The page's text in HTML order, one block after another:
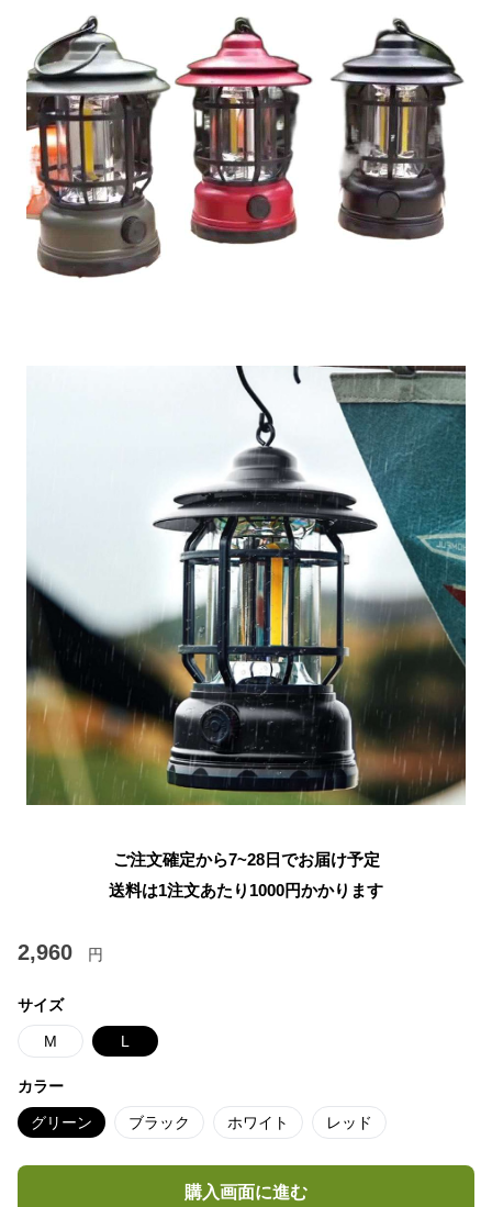
ご注文確定から7~28日でお届け予定
送料は1注文あたり 1000円かかります
2,960 円
サイズ
M L
カラー
グリーン ブラック ホワイト レッド
購入画面に進む